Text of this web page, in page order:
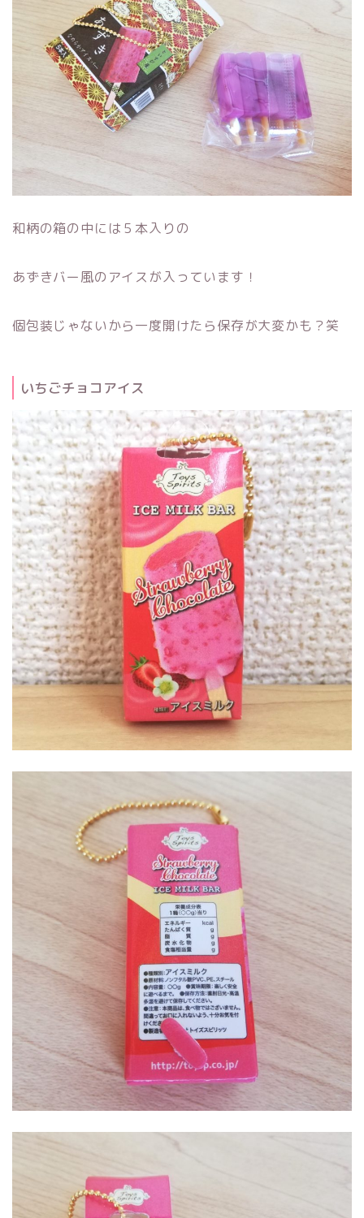
和柄の箱の中には５本入りの
あずきバー風のアイスが入っています！
個包装じゃないから一度開けたら保存が大変かも？笑
いちごチョコアイス